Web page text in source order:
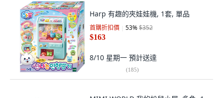
Harp 有趣的夾娃娃機, 1套, 單品
首購折扣價 53%$352
$163
8/10 星期一 預計送達
(185)